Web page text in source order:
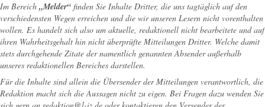
Im Bereich „Melder“ finden Sie Inhalte Dritter, die uns tagtäglich auf den
verschiedensten Wegen erreichen und die wir unseren Lesern nicht vorenthalten
wollen. Es handelt sich also um aktuelle, redaktionell nicht bearbeitete und auf
ihren Wahrheitsgehalt hin nicht überprüfte Mitteilungen Dritter. Welche damit
stets durchgehende Zitate der namentlich genannten Absender außerhalb
unseres redaktionellen Bereiches darstellen.
Für die Inhalte sind allein die Übersender der Mitteilungen verantwortlich, die
Redaktion macht sich die Aussagen nicht zu eigen. Bei Fragen dazu wenden Sie